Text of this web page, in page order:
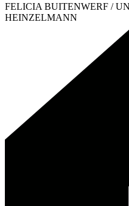
FELICIA BUITENWERF /
HEINZELMANN